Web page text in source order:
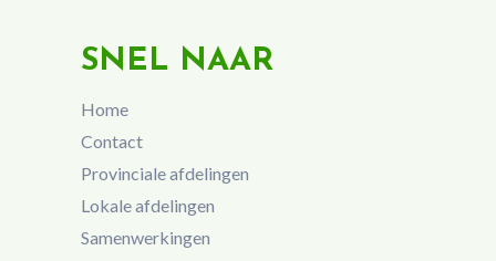
SNEL NAAR
Home
Contact
Provinciale afdelingen
Lokale afdelingen
Samenwerkingen